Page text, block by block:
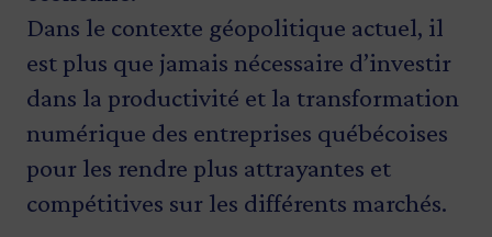
Dans le contexte géopolitique actuel, il
est plus que jamais nécessaire d’investir
dans la productivité et la transformation
numérique des entreprises québécoises
pour les rendre plus attrayantes et
compétitives sur les différents marchés.